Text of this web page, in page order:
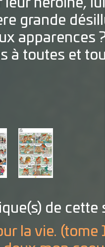
leur héroïne,
grande
apparences
à toutes et
de cette
la vie. (tome